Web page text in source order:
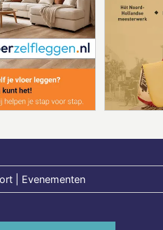
| Evenementen